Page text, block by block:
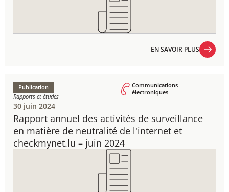
EN SAVOIR PLUS
Rapport annuel des activités de surveillance
en matière de neutralité de l'internet et
checkmynet.lu – juin 2024​
Publication
Rapports et études
Communications
électroniques
30 juin 2024